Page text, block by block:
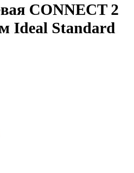
CONNECT 2
Ideal Standard